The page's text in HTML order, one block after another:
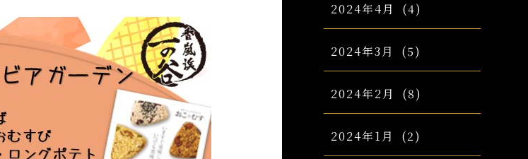
2024年4月 (4)
2024年3月 (5)
2024年2月 (8)
2024年1月 (2)